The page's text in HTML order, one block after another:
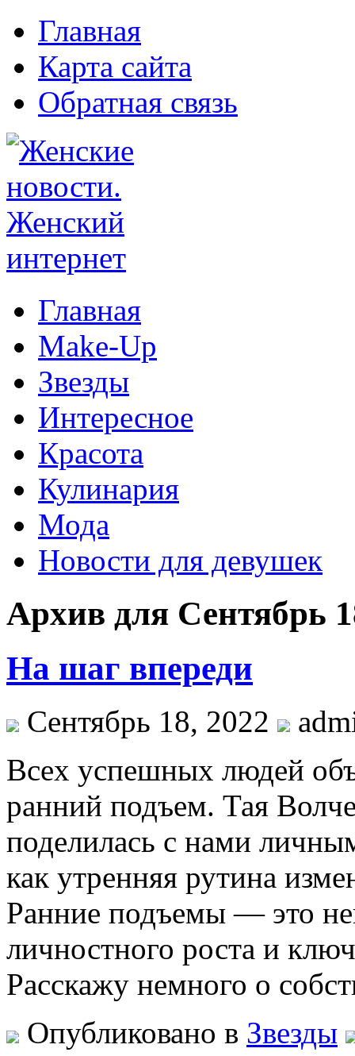
Главная
Карта сайта
Обратная связь
Главная
Make-Up
Звезды
Интересное
Красота
Кулинария
Мода
Новости для девушек
Архив для Сентябрь
На шаг впереди
Сентябрь 18, 2022
Всex успeшныx людeй
ранний подъем. Тая
поделилась с нами
как утренняя рутина
Ранние подъемы — это
личностного роста и
Расскажу немного о
Опубликовано в Звезды